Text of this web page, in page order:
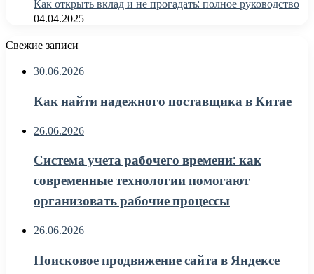
Как открыть вклад и не прогадать: полное руководство
04.04.2025
Свежие записи
30.06.2026
Как найти надежного поставщика в Китае
26.06.2026
Система учета рабочего времени: как
современные технологии помогают
организовать рабочие процессы
26.06.2026
Поисковое продвижение сайта в Яндексе